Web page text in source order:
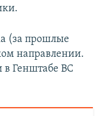
(за прошлые
направлении.
в Генштабе ВС